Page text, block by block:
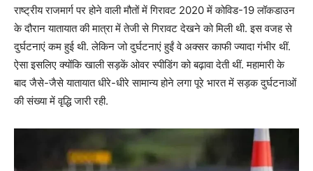
राष्ट्रीय राजमार्ग पर होने वाली मौतों में गिरावट 2020 में कोविड-19 लॉकडाउन
के दौरान यातायात की मात्रा में तेजी से गिरावट देखने को मिली थी. इस वजह से
दुर्घटनाएं कम हुई थी. लेकिन जो दुर्घटनाएं हुईं वे अक्सर काफी ज्यादा गंभीर थीं.
ऐसा इसलिए ‌क्योंकि खाली सड़कें ओवर स्पीडिंग को बढ़ावा देती थीं. महामारी के
बाद जैसे-जैसे यातायात धीरे-धीरे सामान्य होने लगा पूरे भारत में सड़क दुर्घटनाओं
की संख्या में वृद्धि जारी रही.